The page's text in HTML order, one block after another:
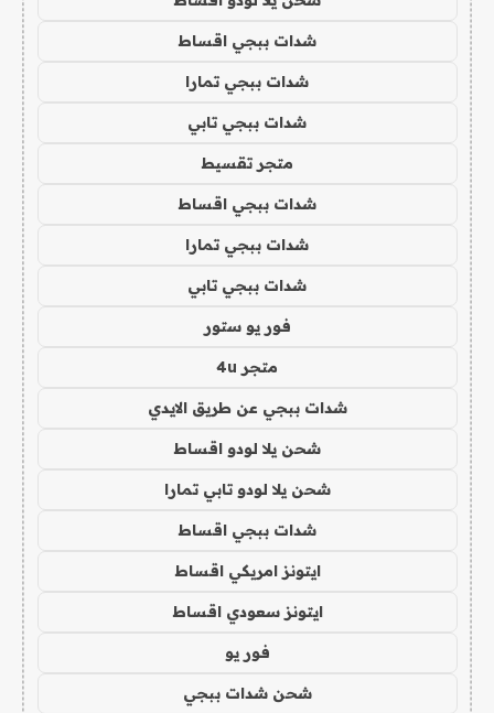
شدات ببجي اقساط
شدات ببجي تمارا
شدات ببجي تابي
متجر تقسيط
شدات ببجي اقساط
شدات ببجي تمارا
شدات ببجي تابي
فور يو ستور
متجر 4u
شدات ببجي عن طريق الايدي
شحن يلا لودو اقساط
شحن يلا لودو تابي تمارا
شدات ببجي اقساط
ايتونز امريكي اقساط
ايتونز سعودي اقساط
فور يو
شحن شدات ببجي